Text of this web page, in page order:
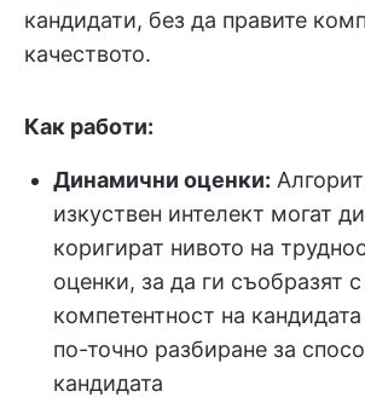
кандидати, без да правите
качеството.
Как работи:
Динамични оценки:
изкуствен интелект могат
коригират нивото на
оценки, за да ги съобразят
компетентност на
по-точно разбиране за
кандидата